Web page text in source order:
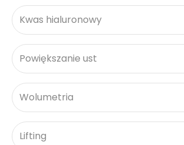
Kwas hialuronowy
Powiększanie ust
Wolumetria
Lifting